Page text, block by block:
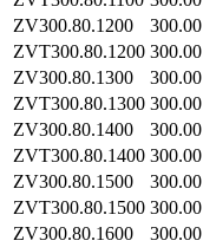
ZV300.80.1200
300.00
ZVT300.80.1200 300.00
ZV300.80.1300
300.00
ZVT300.80.1300 300.00
ZV300.80.1400
300.00
ZVT300.80.1400 300.00
ZV300.80.1500
300.00
ZVT300.80.1500 300.00
ZV300.80.1600
300.00